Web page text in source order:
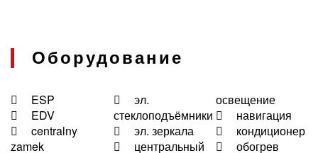
Оборудование
ESP
EDV
centralny
zamek
эл.
стеклоподъёмники
эл. зеркала
центральный
освещение
навигация
кондиционер
обогрев